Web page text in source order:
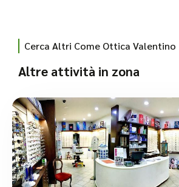
Cerca Altri Come Ottica Valentino
Altre attività in zona